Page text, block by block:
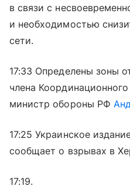
в связи с
и необходимостью
сети.
17:33 Определены зоны
члена
министр обороны РФ
17:25 Украинское
сообщает о взрывах в
17:19.